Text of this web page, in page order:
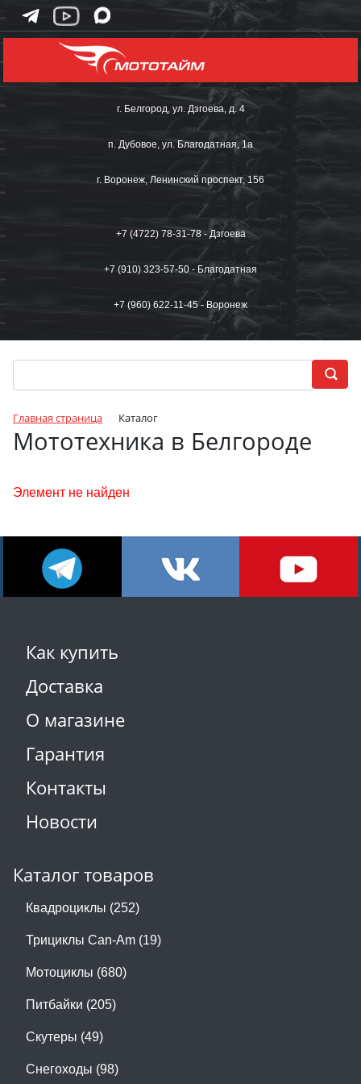
г. Белгород, ул. Дзгоева, д. 4
п. Дубовое, ул. Благодатная, 1а
г. Воронеж, Ленинский проспект, 156
+7 (4722) 78-31-78 - Дзгоева
+7 (910) 323-57-50 - Благодатная
+7 (960) 622-11-45 - Воронеж
Главная страница Каталог
Мототехника в Белгороде
Элемент не найден
Как купить
Доставка
О магазине
Гарантия
Контакты
Новости
Каталог товаров
Квадроциклы (252)
Трициклы Can-Am (19)
Мотоциклы (680)
Питбайки (205)
Скутеры (49)
Снегоходы (98)